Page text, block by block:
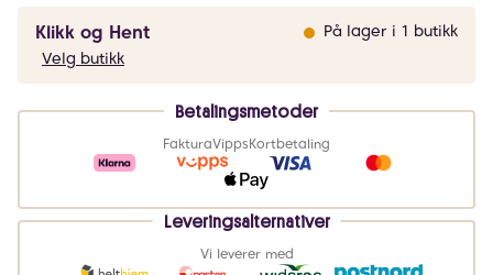
Klikk og Hent
På lager i 1 butikk
Velg butikk
Betalingsmetoder
FakturaVippsKortbetaling
Leveringsalternativer
Vi leverer med